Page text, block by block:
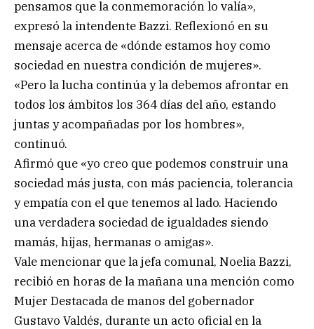
pensamos que la conmemoración lo valía»,
expresó la intendente Bazzi. Reflexionó en su
mensaje acerca de «dónde estamos hoy como
sociedad en nuestra condición de mujeres».
«Pero la lucha continúa y la debemos afrontar en
todos los ámbitos los 364 días del año, estando
juntas y acompañadas por los hombres»,
continuó.
Afirmó que «yo creo que podemos construir una
sociedad más justa, con más paciencia, tolerancia
y empatía con el que tenemos al lado. Haciendo
una verdadera sociedad de igualdades siendo
mamás, hijas, hermanas o amigas».
Vale mencionar que la jefa comunal, Noelia Bazzi,
recibió en horas de la mañana una mención como
Mujer Destacada de manos del gobernador
Gustavo Valdés, durante un acto oficial en la